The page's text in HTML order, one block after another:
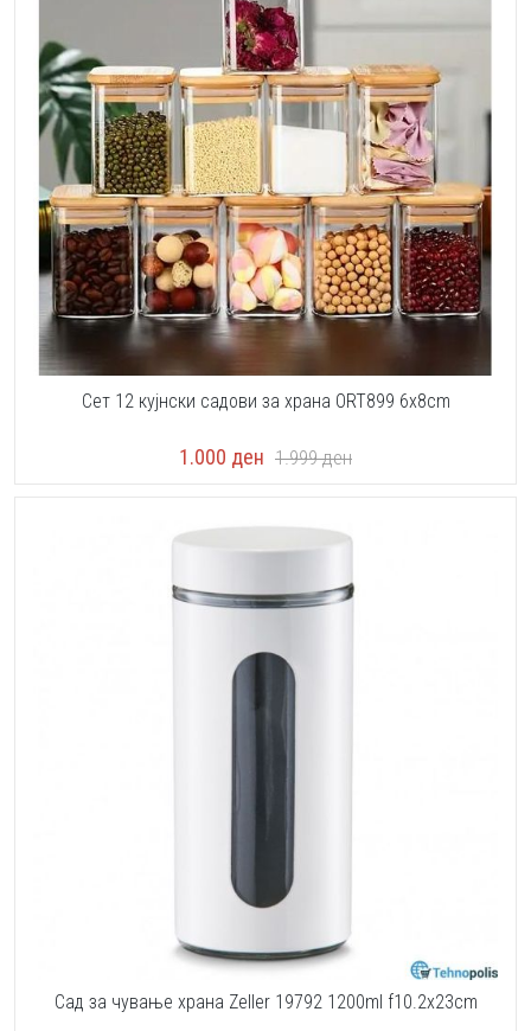
Сет 12 кујнски садови за храна ORT899 6x8cm
1.000 ден 1.999ден
Сад за чување храна Zeller 19792 1200ml f10.2x23cm